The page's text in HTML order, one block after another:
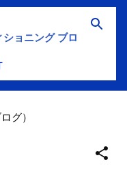
ンツに移動
ョニング ブログ
グ）